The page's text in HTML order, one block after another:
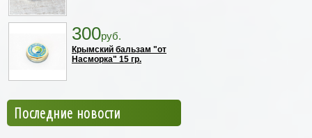
300руб.
Крымский бальзам "от
Насморка" 15 гр.
Последние новости